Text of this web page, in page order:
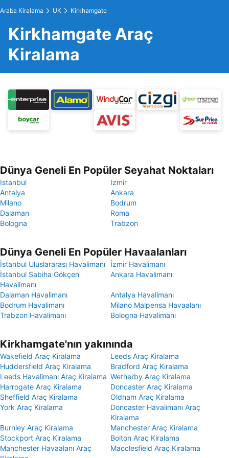
Araba Kiralama UK Kirkhamgate
Kirkhamgate Araç
Kiralama
Dünya Geneli En Popüler Seyahat Noktaları
Istanbul
Izmir
Antalya
Ankara
Milano
Bodrum
Dalaman
Roma
Bologna
Trabzon
Dünya Geneli En Popüler Havaalanları
İstanbul Uluslararası Havalimanı
İzmir Havalimanı
İstanbul Sabiha Gökçen
Havalimanı
Ankara Havalimanı
Dalaman Havalimanı
Antalya Havalimanı
Bodrum Havalimanı
Milano Malpensa Havaalanı
Trabzon Havalimanı
Bologna Havalimanı
Kirkhamgate'nın yakınında
Wakefield Araç Kiralama
Leeds Araç Kiralama
Huddersfield Araç Kiralama
Bradford Araç Kiralama
Leeds Havalimanı Araç Kiralama Wetherby Araç Kiralama
Harrogate Araç Kiralama
Doncaster Araç Kiralama
Sheffield Araç Kiralama
Oldham Araç Kiralama
York Araç Kiralama
Doncaster Havalimanı Araç
Kiralama
Burnley Araç Kiralama
Manchester Araç Kiralama
Stockport Araç Kiralama
Bolton Araç Kiralama
Manchester Havaalanı Araç
Macclesfield Araç Kiralama